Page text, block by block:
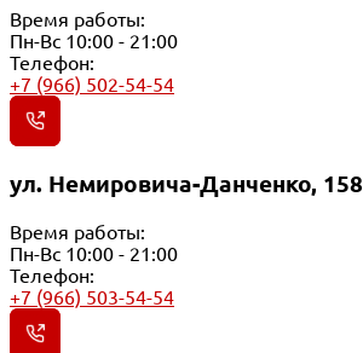
Время работы:
Пн-Вс 10:00 - 21:00
Телефон:
+7 (966) 502-54-54
ул. Немировича-Данченко, 158
Время работы:
Пн-Вс 10:00 - 21:00
Телефон:
+7 (966) 503-54-54